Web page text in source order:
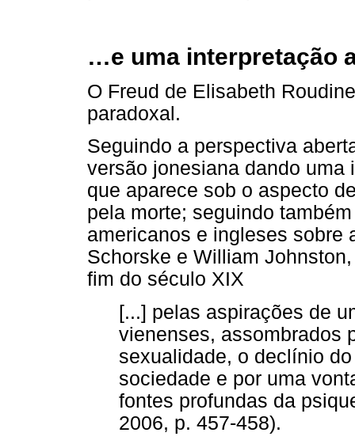
…e uma interpretação
O Freud de Elisabeth
paradoxal.
Seguindo a perspectiva
versão jonesiana dando uma
que aparece sob o aspecto
pela morte; seguindo
americanos e ingleses sobre
Schorske e William
fim do século XIX
[...] pelas aspirações de
vienenses, assombrados
sexualidade, o declínio
sociedade e por uma
fontes profundas da
2006, p. 457-458).